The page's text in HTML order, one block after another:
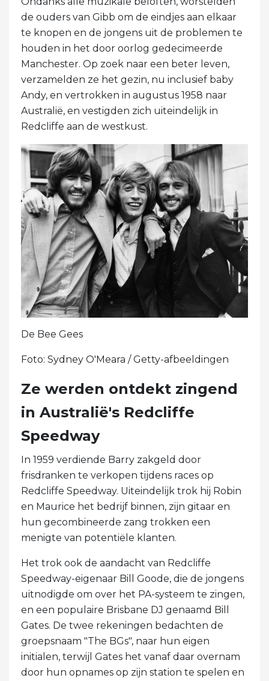
de ouders van Gibb om de eindjes aan elkaar
te knopen en de jongens uit de problemen te
houden in het door oorlog gedecimeerde
Manchester. Op zoek naar een beter leven,
verzamelden ze het gezin, nu inclusief baby
Andy, en vertrokken in augustus 1958 naar
Australië, en vestigden zich uiteindelijk in
Redcliffe aan de westkust.
De Bee Gees
Foto: Sydney O'Meara / Getty-afbeeldingen
Ze werden ontdekt zingend
in Australië's Redcliffe
Speedway
In 1959 verdiende Barry zakgeld door
frisdranken te verkopen tijdens races op
Redcliffe Speedway. Uiteindelijk trok hij Robin
en Maurice het bedrijf binnen, zijn gitaar en
hun gecombineerde zang trokken een
menigte van potentiële klanten.
Het trok ook de aandacht van Redcliffe
Speedway-eigenaar Bill Goode, die de jongens
uitnodigde om over het PA-systeem te zingen,
en een populaire Brisbane DJ genaamd Bill
Gates. De twee rekeningen bedachten de
groepsnaam "The BGs", naar hun eigen
initialen, terwijl Gates het vanaf daar overnam
door hun opnames op zijn station te spelen en